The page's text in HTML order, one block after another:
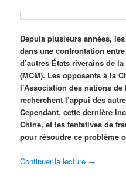
Depuis plusieurs années,
dans une confrontation
d’autres États riverains de
(MCM). Les opposants à la
l’Association des nations de
recherchent l’appui des
Cependant, cette dernière
Chine, et les tentatives de
pour résoudre ce problème
Continuer la lecture →